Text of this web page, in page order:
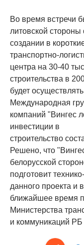
Во время встречи
литовской стороны
создании в
транспортно-
центра на 30-40
строительства в
будет
Международная
компаний "Вингес
инвестиции в
строительство
Решено, что
белорусской
подготовит
данного проекта и в
ближайшее время
Министерства
и коммуникаций РБ